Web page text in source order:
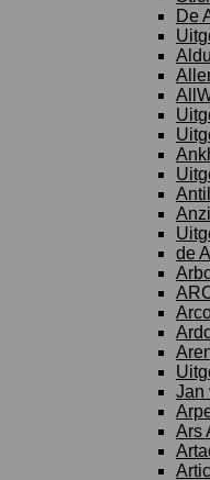
De
de
Jan
Ars